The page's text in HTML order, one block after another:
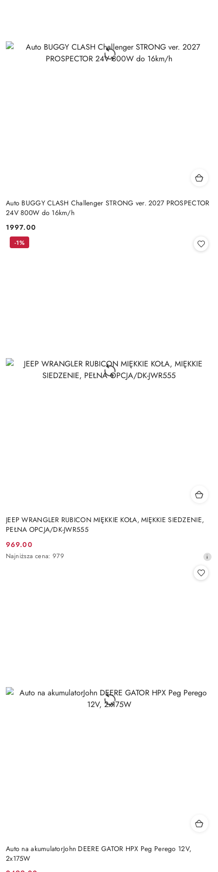
Auto BUGGY CLASH Challenger STRONG ver. 2027 PROSPECTOR
24V 800W do 16km/h
Cena:
1997.00
JEEP WRANGLER RUBICON MIĘKKIE KOŁA, MIĘKKIE SIEDZENIE,
PEŁNA OPCJA/DK-JWR555
Cena
promocyjna:
969.00
Najniższa
Najniższa cena: 979
-1%
Auto na akumulatorJohn DEERE GATOR HPX Peg Perego 12V,
2x175W